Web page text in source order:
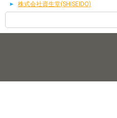
株式会社資生堂(SHISEIDO)